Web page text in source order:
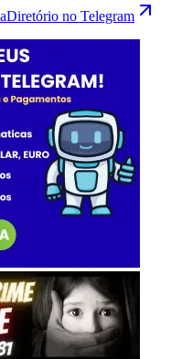
Diretório no Telegram